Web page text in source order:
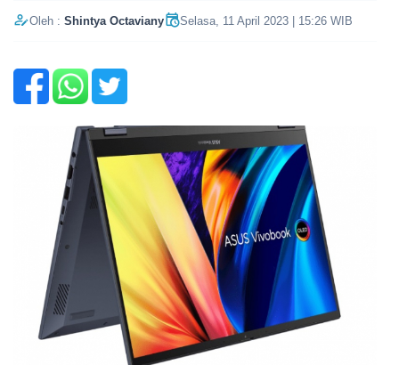
Oleh : Shintya Octaviany Selasa, 11 April 2023 | 15:26 WIB